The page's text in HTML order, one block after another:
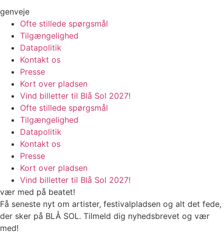
genveje
Ofte stillede spørgsmål
Tilgængelighed
Datapolitik
Kontakt os
Presse
Kort over pladsen
Vind billetter til Blå Sol 2027!
Ofte stillede spørgsmål
Tilgængelighed
Datapolitik
Kontakt os
Presse
Kort over pladsen
Vind billetter til Blå Sol 2027!
vær med på beatet!
Få seneste nyt om artister, festivalpladsen og alt det fede,
der sker på BLÅ SOL. Tilmeld dig nyhedsbrevet og vær
med!